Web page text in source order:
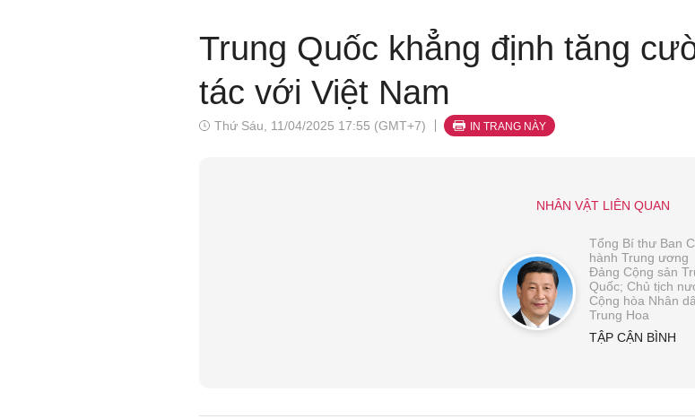
Trung Quốc khẳng định tăng
tác với Việt Nam
Thứ Sáu, 11/04/2025 17:55 (GMT+7) IN TRANG NÀY
NHÂN VẬT LIÊN QUAN
Tổng Bí thư Ban
hành Trung ương
Đảng Cộng sản
Quốc; Chủ tịch
Cộng hòa Nhân
Trung Hoa
TẬP CẬN BÌNH